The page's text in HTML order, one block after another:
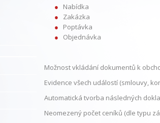
Nabídka
Zakázka
Poptávka
Objednávka
Možnost vkládání dokumentů k
Evidence všech událostí (smlouvy,
Automatická tvorba následných
Neomezený počet ceníků (dle typu